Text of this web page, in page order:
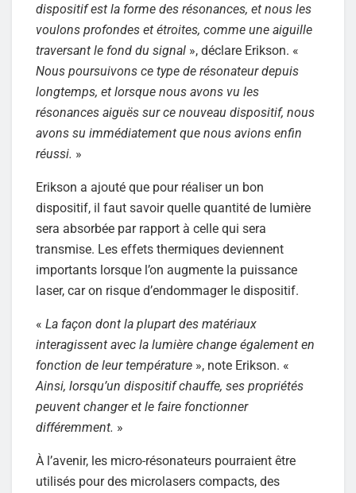
dispositif est la forme des résonances, et nous les
voulons profondes et étroites, comme une aiguille
traversant le fond du signal », déclare Erikson. «
Nous poursuivons ce type de résonateur depuis
longtemps, et lorsque nous avons vu les
résonances aiguës sur ce nouveau dispositif, nous
avons su immédiatement que nous avions enfin
réussi. »
Erikson a ajouté que pour réaliser un bon
dispositif, il faut savoir quelle quantité de lumière
sera absorbée par rapport à celle qui sera
transmise. Les effets thermiques deviennent
importants lorsque l’on augmente la puissance
laser, car on risque d’endommager le dispositif.
« La façon dont la plupart des matériaux
interagissent avec la lumière change également en
fonction de leur température », note Erikson. «
Ainsi, lorsqu’un dispositif chauffe, ses propriétés
peuvent changer et le faire fonctionner
différemment. »
À l’avenir, les micro-résonateurs pourraient être
utilisés pour des microlasers compacts, des